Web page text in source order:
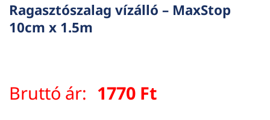
Ragasztószalag vízálló – MaxStop
10cm x 1.5m
Bruttó ár: 1770 Ft